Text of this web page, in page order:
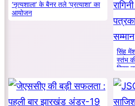
‘नृत्यशाला’ के बैनर तले ‘प्रत्याशा’ का
आयोजन
सिंह
स्तंभ
किया
का